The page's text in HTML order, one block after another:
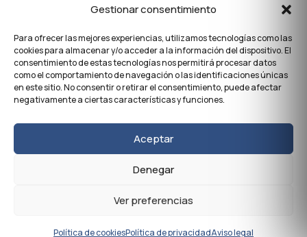
Gestionar consentimiento
Para ofrecer las mejores experiencias, utilizamos tecnologías como las
cookies para almacenar y/o acceder a la información del dispositivo. El
consentimiento de estas tecnologías nos permitirá procesar datos
como el comportamiento de navegación o las identificaciones únicas
en este sitio. No consentir o retirar el consentimiento, puede afectar
negativamente a ciertas características y funciones.
Aceptar
Denegar
Ver preferencias
Política de cookiesPolítica de privacidadAviso legal
oyentes como a productores musicales en un